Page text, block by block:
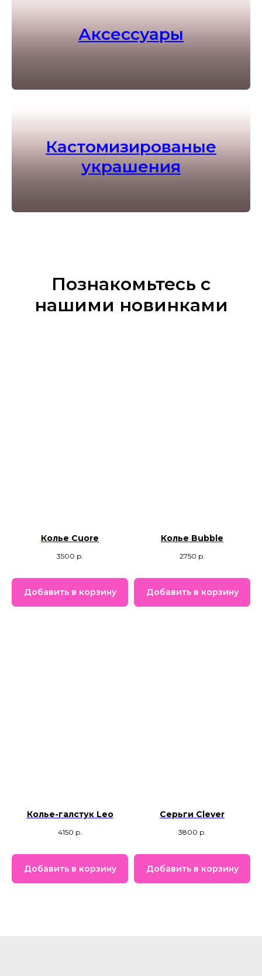
Аксессуары
Кастомизированые
украшения
Познакомьтесь с
нашими новинками
Колье Cuore
3500 р.
Добавить в корзину
Колье Bubble
2750 р.
Добавить в корзину
Колье-галстук Leo
4150 р.
Добавить в корзину
Серьги Clever
3800 р.
Добавить в корзину